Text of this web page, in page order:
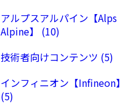
アルプスアルパイン【Alps
Alpine】 (10)
技術者向けコンテンツ (5)
インフィニオン【Infineon】
(5)